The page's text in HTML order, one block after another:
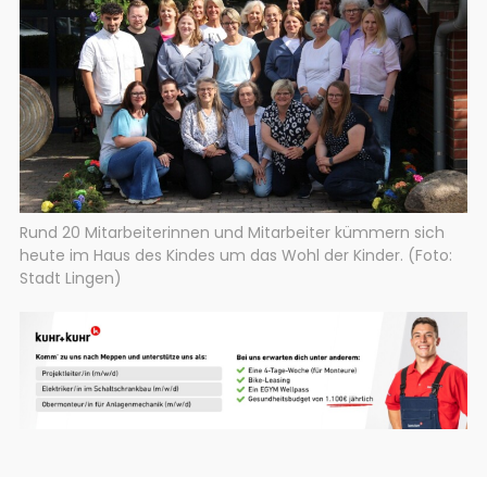
Rund 20 Mitarbeiterinnen und Mitarbeiter kümmern sich
heute im Haus des Kindes um das Wohl der Kinder. (Foto:
Stadt Lingen)